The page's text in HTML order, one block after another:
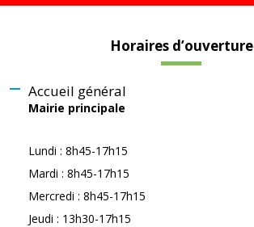
Horaires d’ouverture
Accueil général
Mairie principale
Lundi : 8h45-17h15
Mardi : 8h45-17h15
Mercredi : 8h45-17h15
Jeudi : 13h30-17h15